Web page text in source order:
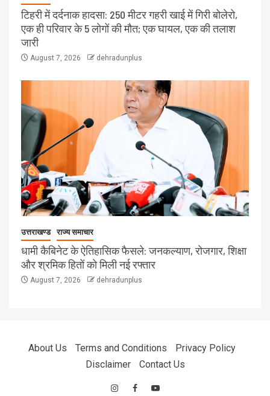
टिहरी में दर्दनाक हादसा: 250 मीटर गहरी खाई में गिरी बोलेरो,
एक ही परिवार के 5 लोगों की मौत; एक घायल, एक की तलाश
जारी
August 7, 2026 dehradunplus
उत्तराखण्ड राज्य समाचार
धामी कैबिनेट के ऐतिहासिक फैसले: जनकल्याण, रोजगार, शिक्षा
और श्रमिक हितों को मिली नई रफ्तार
August 7, 2026 dehradunplus
About Us Terms and Conditions
Privacy Policy
Disclaimer
Contact Us